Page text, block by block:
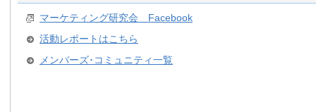
マーケティング研究会 Facebook
活動レポートはこちら
メンバーズ･コミュニティ一覧